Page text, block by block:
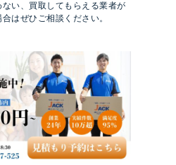
い、買取してもらえる業者が
はぜひご相談ください。